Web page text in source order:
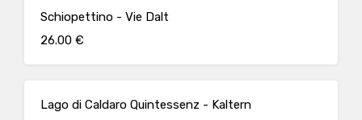
Schiopettino - Vie Dalt
26.00 €
Lago di Caldaro Quintessenz - Kaltern